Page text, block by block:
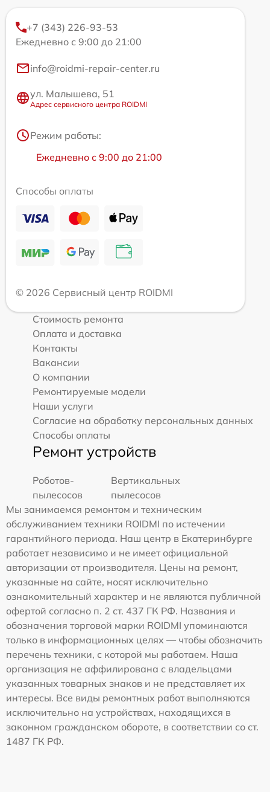
+7 (343) 226-93-53
Ежедневно с 9:00 до 21:00
info@roidmi-repair-center.ru
ул. Малышева, 51
Адрес сервисного центра ROIDMI
Режим работы:
Ежедневно с 9:00 до 21:00
Способы оплаты
© 2026 Сервисный центр ROIDMI
Стоимость ремонта
Оплата и доставка
Контакты
Вакансии
О компании
Ремонтируемые модели
Наши услуги
Согласие на обработку персональных данных
Способы оплаты
Ремонт устройств
Роботов-
пылесосов
Вертикальных
пылесосов
Мы занимаемся ремонтом и техническим
обслуживанием техники ROIDMI по истечении
гарантийного периода. Наш центр в Екатеринбурге
работает независимо и не имеет официальной
авторизации от производителя. Цены на ремонт,
указанные на сайте, носят исключительно
ознакомительный характер и не являются публичной
офертой согласно п. 2 ст. 437 ГК РФ. Названия и
обозначения торговой марки ROIDMI упоминаются
только в информационных целях — чтобы обозначить
перечень техники, с которой мы работаем. Наша
организация не аффилирована с владельцами
указанных товарных знаков и не представляет их
интересы. Все виды ремонтных работ выполняются
исключительно на устройствах, находящихся в
законном гражданском обороте, в соответствии со ст.
1487 ГК РФ.